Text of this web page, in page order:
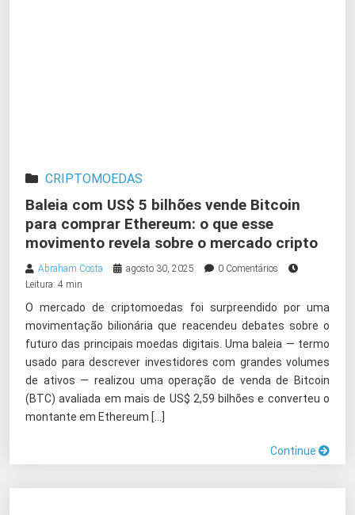
CRIPTOMOEDAS
Baleia com US$ 5 bilhões vende Bitcoin
para comprar Ethereum: o que esse
movimento revela sobre o mercado cripto
Abraham Costa agosto 30, 2025
0 Comentários
Leitura: 4 min
O mercado de criptomoedas foi surpreendido por uma
movimentação bilionária que reacendeu debates sobre o
futuro das principais moedas digitais. Uma baleia — termo
usado para descrever investidores com grandes volumes
de ativos — realizou uma operação de venda de Bitcoin
(BTC) avaliada em mais de US$ 2,59 bilhões e converteu o
montante em Ethereum […]
Continue